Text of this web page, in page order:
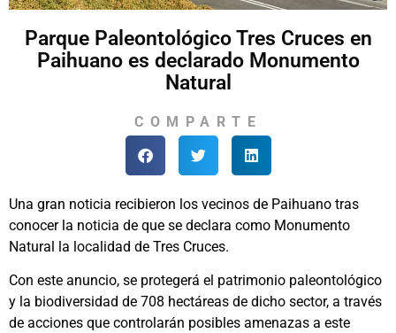
Parque Paleontológico Tres Cruces en
Paihuano es declarado Monumento
Natural
COMPARTE
Una gran noticia recibieron los vecinos de Paihuano tras
conocer la noticia de que se declara como Monumento
Natural la localidad de Tres Cruces.
Con este anuncio, se protegerá el patrimonio paleontológico
y la biodiversidad de 708 hectáreas de dicho sector, a través
de acciones que controlarán posibles amenazas a este